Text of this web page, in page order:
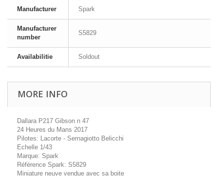
Manufacturer Spark
Manufacturer
number
S5829
Availabilitie Soldout
MORE INFO
Dallara P217 Gibson n 47
24 Heures du Mans 2017
Pilotes: Lacorte - Sernagiotto Belicchi
Echelle 1/43
Marque: Spark
Référence Spark: S5829
Miniature neuve vendue avec sa boite